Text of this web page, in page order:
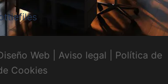
Web | Aviso legal
Política de
Cookies